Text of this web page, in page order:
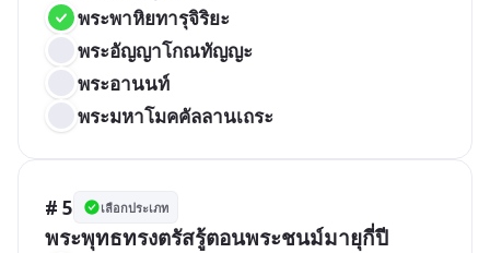
พระพาหิยทารุจิริยะ
พระอัญญาโกณทัญญะ
พระอานนท์
พระมหาโมคคัลลานเถระ
# 5 เลือกประเภท
พระพุทธทรงตรัสรู้ตอนพระชนม์มายุกี่ปี